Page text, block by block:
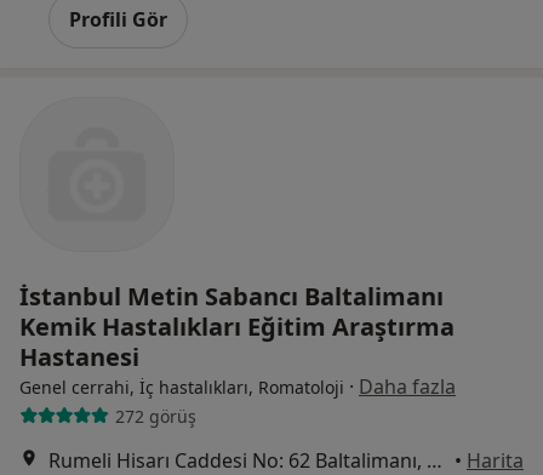
Profili Gör
İstanbul Metin Sabancı Baltalimanı
Kemik Hastalıkları Eğitim Araştırma
Hastanesi
Genel cerrahi, İç hastalıkları, Romatoloji · Daha fazla
272 görüş
Rumeli Hisarı Caddesi No: 62 Baltalimanı, Sarıyer • Harita